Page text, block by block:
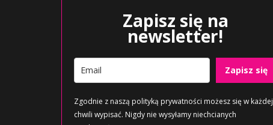
Zapisz się na
newsletter!
Zapisz się
Zgodnie z naszą polityką prywatności możesz się w każdej
chwili wypisać. Nigdy nie wysyłamy niechcianych